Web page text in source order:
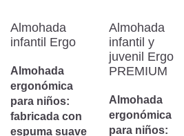
Almohada
infantil Ergo
Almohada
ergonómica
para niños:
fabricada con
espuma suave
Almohada
infantil y
juvenil Ergo
PREMIUM
Almohada
ergonómica
para niños: